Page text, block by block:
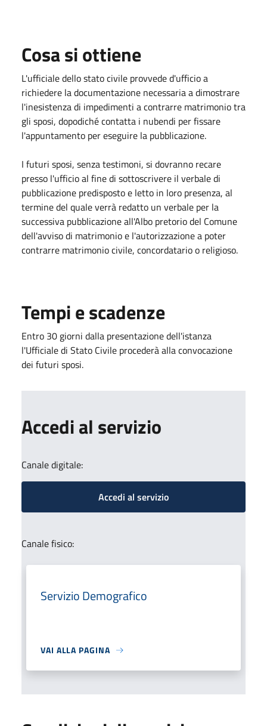
Cosa si ottiene
L'ufficiale dello stato civile provvede d'ufficio a
richiedere la documentazione necessaria a dimostrare
l'inesistenza di impedimenti a contrarre matrimonio tra
gli sposi, dopodiché contatta i nubendi per fissare
l'appuntamento per eseguire la pubblicazione.
I futuri sposi, senza testimoni, si dovranno recare
presso l'ufficio al fine di sottoscrivere il verbale di
pubblicazione predisposto e letto in loro presenza, al
termine del quale verrà redatto un verbale per la
successiva pubblicazione all'Albo pretorio del Comune
dell'avviso di matrimonio e l'autorizzazione a poter
contrarre matrimonio civile, concordatario o religioso.
Tempi e scadenze
Entro 30 giorni dalla presentazione dell'istanza
l'Ufficiale di Stato Civile procederà alla convocazione
dei futuri sposi.
Accedi al servizio
Canale digitale:
Accedi al servizio
Canale fisico:
Servizio Demografico
VAI ALLA PAGINA